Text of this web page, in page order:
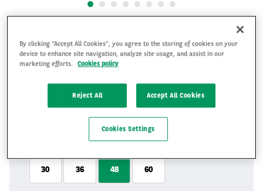
€ 738
excl. BTW
per maand
van jouw keuzes van ons de leaseprijs ontvangt.
48 maanden
30 36 48 60
By clicking “Accept All Cookies”, you agree to the storing of cookies on your
device to enhance site navigation, analyze site usage, and assist in our
marketing efforts.
Cookies policy
Reject All Accept All Cookies
Cookies Settings